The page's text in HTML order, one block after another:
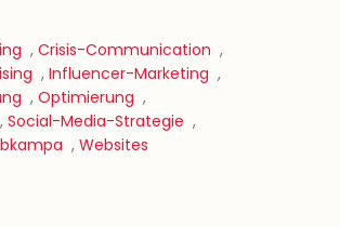
, Crisis-Communication ,
, Influencer-Marketing ,
, Optimierung ,
, Social-Media-Strategie ,
, Websites